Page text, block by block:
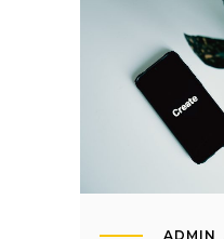
ADMIN